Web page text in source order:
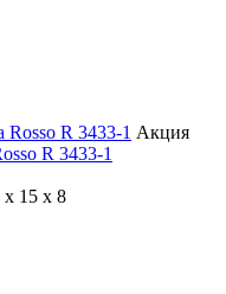
Акция
R 3433-1
x 15 x 8